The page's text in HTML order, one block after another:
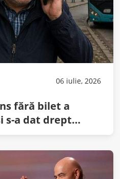
06 iulie, 2026
fără bilet a
s-a dat drept
anuleze amenda